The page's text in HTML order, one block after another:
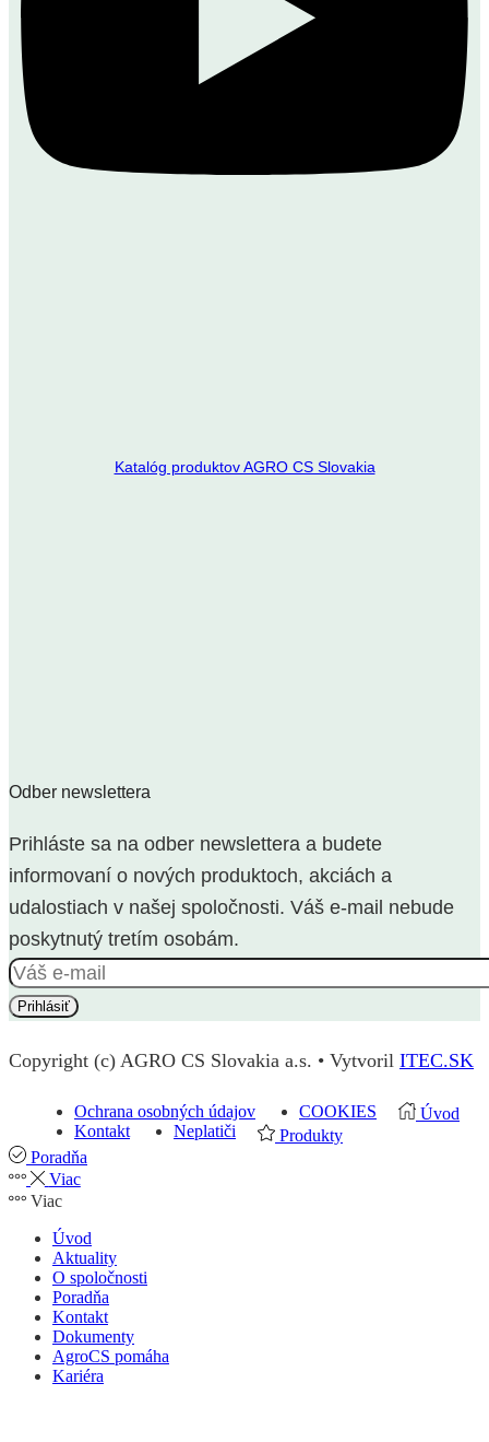
Katalóg produktov AGRO CS Slovakia
Odber newslettera
Prihláste sa na odber newslettera a budete
informovaní o nových produktoch, akciách a
udalostiach v našej spoločnosti. Váš e-mail nebude
poskytnutý tretím osobám.
Copyright (c) AGRO CS Slovakia a.s. • Vytvoril ITEC.SK
Ochrana osobných údajov
COOKIES
Kontakt
Neplatiči
Úvod
Produkty
Poradňa
Viac
Viac
Úvod
Aktuality
O spoločnosti
Poradňa
Kontakt
Dokumenty
AgroCS pomáha
Kariéra